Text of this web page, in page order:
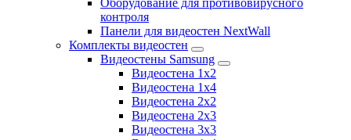
контроля
Панели для видеостен NextWall
Комплекты видеостен
Видеостены Samsung
Видеостена 1x2
Видеостена 1x4
Видеостена 2x2
Видеостена 2х3
Видеостена 3x3